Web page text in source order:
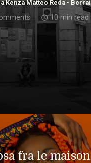
Kenza Matteo Reda -
access_time10 min read
fra le